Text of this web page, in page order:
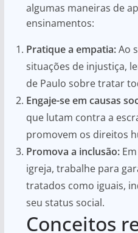
algumas maneiras de
ensinamentos:
Pratique a empatia:Ao
situações de injustiça,
de Paulo sobre tratar
Engaje-se em causas
que lutam contra a
promovem os direitos
Promova a inclusão:Em
igreja, trabalhe para
tratados como iguais,
seu status social.
Conceitos